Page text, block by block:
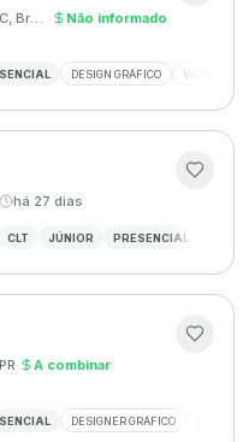
Palhoça, SC, Brasil · Não informado·
DESIGN GRÁFICO VAGA
há 27 dias
CLT JÚNIOR PRESENCIAL
· A combinar·
DESIGNER GRÁFICO